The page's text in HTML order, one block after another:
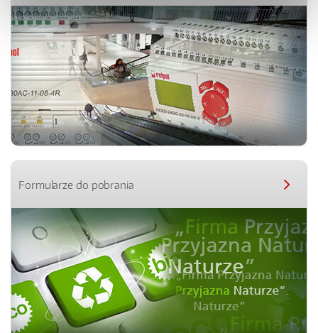
Formularze do pobrania